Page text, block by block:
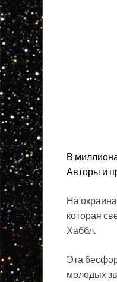
В
Авторы и
На
которая
Хаббл.
Эта
молодых